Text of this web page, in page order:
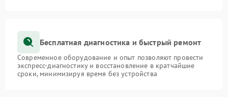
Бесплатная диагностика и быстрый ремонт
Современное оборудование и опыт позволяют провести
экспресс-диагностику и восстановление в кратчайшие
сроки, минимизируя время без устройства